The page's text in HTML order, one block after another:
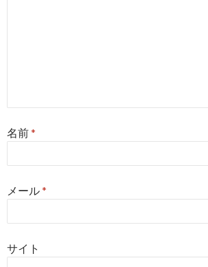
名前*
メール*
サイト